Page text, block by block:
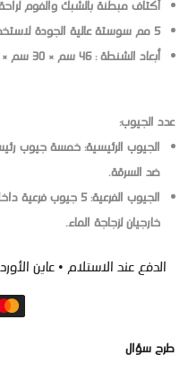
أكتاف مبطنة بالشبك والفوم
5 مم سوستة عالية الجودة لاستخدام عملي وسهل
أبعاد الشنطة : 46 سم × 30 سم × 23 سم
عدد الجيوب:
الجيوب الرئيسية: خمسة جيوب
ضد السرقة.
الجيوب الفرعية: 5
خارجيان لزجاجة الماء.
الدفع عند الاستلام • عاين
طرح سؤال